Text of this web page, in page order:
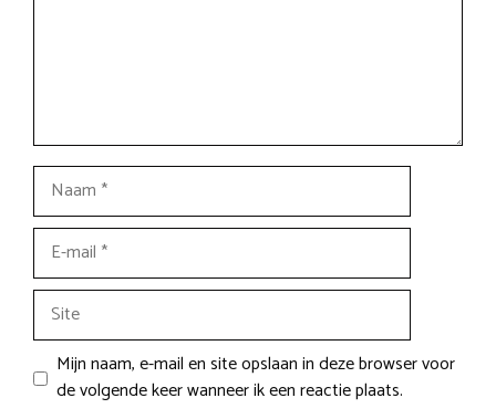
Naam
mail
Site
Mijn naam, e-mail en site opslaan in deze browser voor
de volgende keer wanneer ik een reactie plaats.